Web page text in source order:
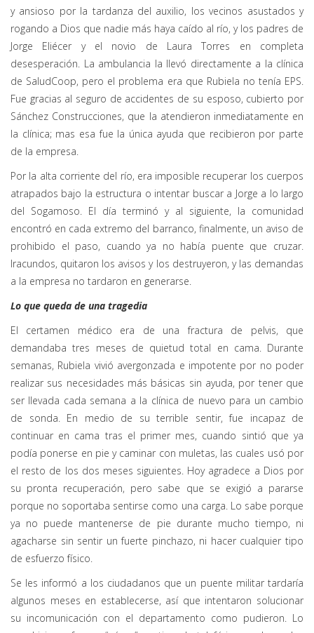
y ansioso por la tardanza del auxilio, los vecinos asustados y
rogando a Dios que nadie más haya caído al río, y los padres de
Jorge Eliécer y el novio de Laura Torres en completa
desesperación. La ambulancia la llevó directamente a la clínica
de SaludCoop, pero el problema era que Rubiela no tenía EPS.
Fue gracias al seguro de accidentes de su esposo, cubierto por
Sánchez Construcciones, que la atendieron inmediatamente en
la clínica; mas esa fue la única ayuda que recibieron por parte
de la empresa.
Por la alta corriente del río, era imposible recuperar los cuerpos
atrapados bajo la estructura o intentar buscar a Jorge a lo largo
del Sogamoso. El día terminó y al siguiente, la comunidad
encontró en cada extremo del barranco, finalmente, un aviso de
prohibido el paso, cuando ya no había puente que cruzar.
Iracundos, quitaron los avisos y los destruyeron, y las demandas
a la empresa no tardaron en generarse.
Lo que queda de una tragedia
El certamen médico era de una fractura de pelvis, que
demandaba tres meses de quietud total en cama. Durante
semanas, Rubiela vivió avergonzada e impotente por no poder
realizar sus necesidades más básicas sin ayuda, por tener que
ser llevada cada semana a la clínica de nuevo para un cambio
de sonda. En medio de su terrible sentir, fue incapaz de
continuar en cama tras el primer mes, cuando sintió que ya
podía ponerse en pie y caminar con muletas, las cuales usó por
el resto de los dos meses siguientes. Hoy agradece a Dios por
su pronta recuperación, pero sabe que se exigió a pararse
porque no soportaba sentirse como una carga. Lo sabe porque
ya no puede mantenerse de pie durante mucho tiempo, ni
agacharse sin sentir un fuerte pinchazo, ni hacer cualquier tipo
de esfuerzo físico.
Se les informó a los ciudadanos que un puente militar tardaría
algunos meses en establecerse, así que intentaron solucionar
su incomunicación con el departamento como pudieron. Lo